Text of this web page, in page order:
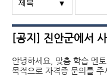
[공지] 진안군에서
안녕하세요, 맞춤 학습 멘
목적으로 자격증 문의를 주